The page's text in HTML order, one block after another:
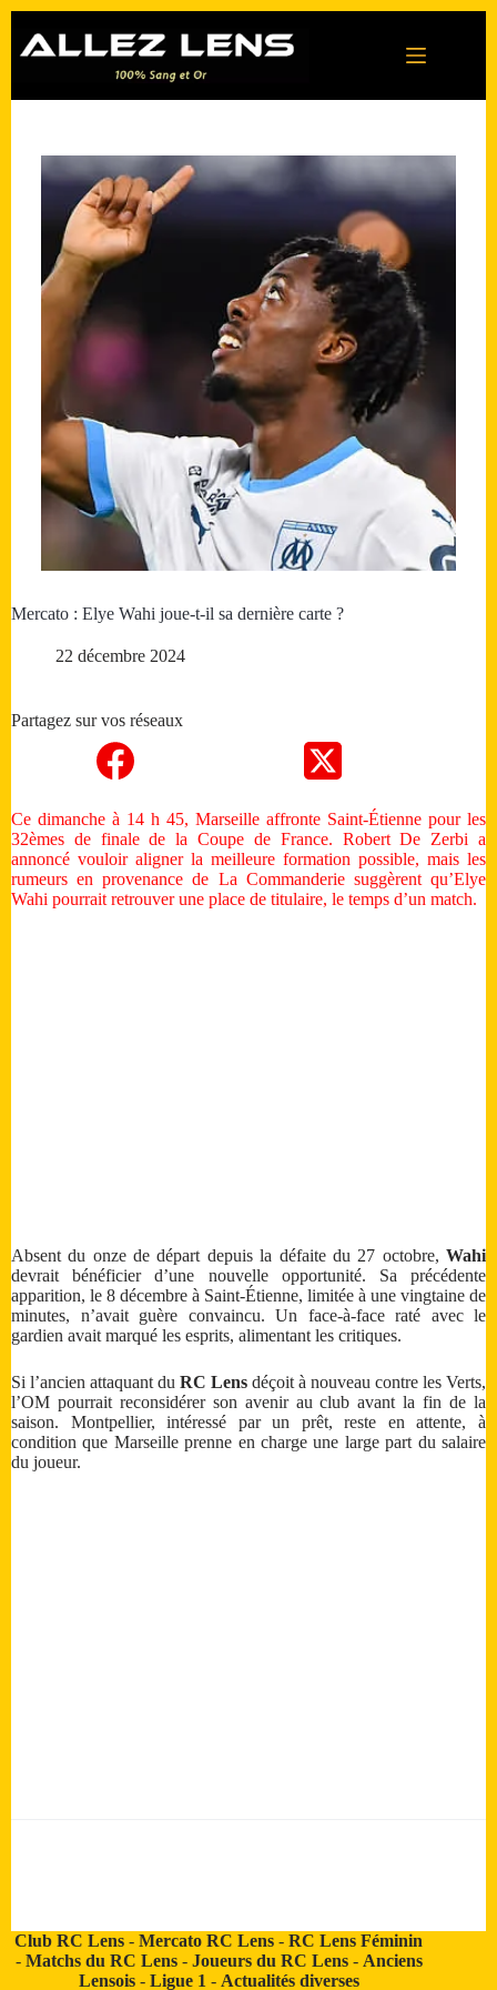
contenu
Mercato : Elye Wahi joue-t-il sa dernière carte ?
22 décembre 2024
Partagez sur vos réseaux
Ce dimanche à 14 h 45, Marseille affronte Saint-Étienne pour les
32èmes de finale de la Coupe de France. Robert De Zerbi a
annoncé vouloir aligner la meilleure formation possible, mais les
rumeurs en provenance de La Commanderie suggèrent qu’Elye
Wahi pourrait retrouver une place de titulaire, le temps d’un match.
Absent du onze de départ depuis la défaite du 27 octobre, Wahi
devrait bénéficier d’une nouvelle opportunité. Sa précédente
apparition, le 8 décembre à Saint-Étienne, limitée à une vingtaine de
minutes, n’avait guère convaincu. Un face-à-face raté avec le
gardien avait marqué les esprits, alimentant les critiques.
Si l’ancien attaquant du RC Lens déçoit à nouveau contre les Verts,
l’OM pourrait reconsidérer son avenir au club avant la fin de la
saison. Montpellier, intéressé par un prêt, reste en attente, à
condition que Marseille prenne en charge une large part du salaire
du joueur.
Club RC Lens -Mercato RC Lens -RC Lens Féminin
- Matchs du RC Lens- Joueurs du RC Lens- Anciens
Lensois- Ligue 1 - Actualités diverses